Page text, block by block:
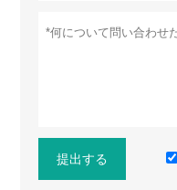
提出する